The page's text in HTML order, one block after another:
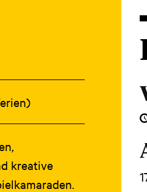
kreative